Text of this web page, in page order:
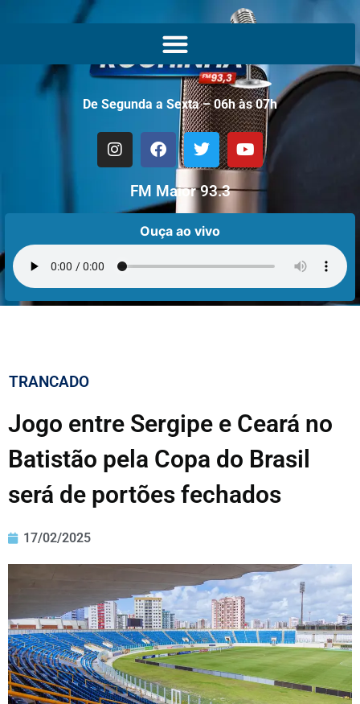
De Segunda a Sexta – 06h às 07h
FM Maior 93.3
Ouça ao vivo
TRANCADO
Jogo entre Sergipe e Ceará no
Batistão pela Copa do Brasil
será de portões fechados
17/02/2025